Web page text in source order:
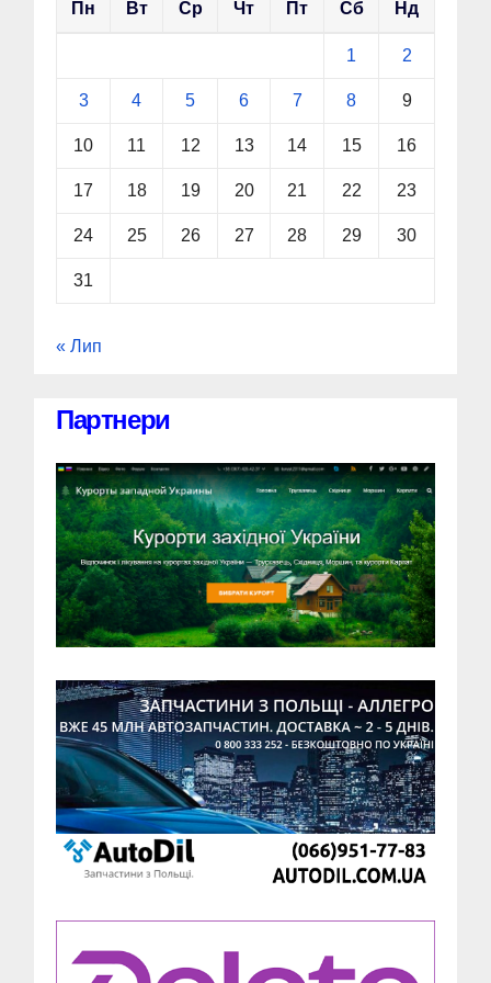
Пн Вт Ср Чт Пт Сб Нд
1 2
3 4 5 6 7 8 9
10 11 12 13 14 15 16
17 18 19 20 21 22 23
24 25 26 27 28 29 30
31
« Лип
Партнери